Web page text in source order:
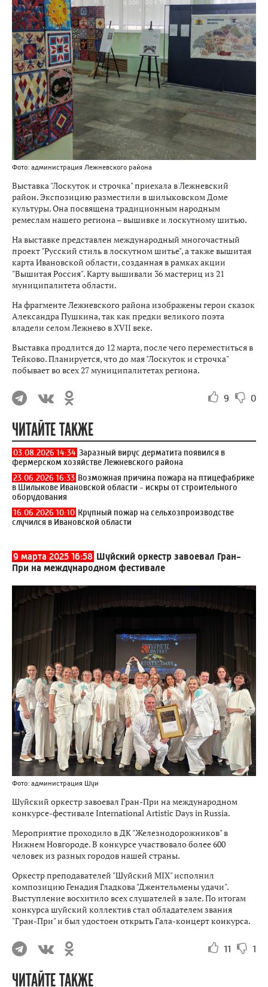
Фото: администрация Лежневского района
Выставка "Лоскуток и строчка" приехала в Лежневский
район. Экспозицию разместили в шилыковском Доме
культуры. Она посвящена традиционным народным
ремеслам нашего региона – вышивке и лоскутному шитью.
На выставке представлен международный многочастный
проект "Русский стиль в лоскутном шитье", а также вышитая
карта Ивановской области, созданная в рамках акции
"Вышитая Россия". Карту вышивали 36 мастериц из 21
муниципалитета области.
На фрагменте Лежневского района изображены герои сказок
Александра Пушкина, так как предки великого поэта
владели селом Лежнево в XVII веке.
Выставка продлится до 12 марта, после чего переместиться в
Тейково. Планируется, что до мая "Лоскуток и строчка"
побывает во всех 27 муниципалитетах региона.
9 0
ЧИТАЙТЕ ТАКЖЕ
03.08.2026 14:34 Заразный вирус дерматита появился в
фермерском хозяйстве Лежневского района
23.06.2026 16:33 Возможная причина пожара на птицефабрике
в Шилыкове Ивановской области - искры от строительного
оборудования
16.06.2026 10:10 Крупный пожар на сельхозпроизводстве
случился в Ивановской области
9 марта 2025 16:58 Шуйский оркестр завоевал Гран-
При на международном фестивале
Фото: администрация Шуи
Шуйский оркестр завоевал Гран-При на международном
конкурсе-фестивале International Artistic Days in Russia.
Мероприятие проходило в ДК "Железнодорожников" в
Нижнем Новгороде. В конкурсе участвовало более 600
человек из разных городов нашей страны.
Оркестр преподавателей "Шуйский MIX" исполнил
композицию Генадия Гладкова "Джентельмены удачи".
Выступление восхитило всех слушателей в зале. По итогам
конкурса шуйский коллектив стал обладателем звания
"Гран-При" и был удостоен открыть Гала-концерт конкурса.
11 1
ЧИТАЙТЕ ТАКЖЕ